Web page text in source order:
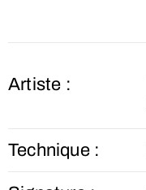
Artiste :
Technique :